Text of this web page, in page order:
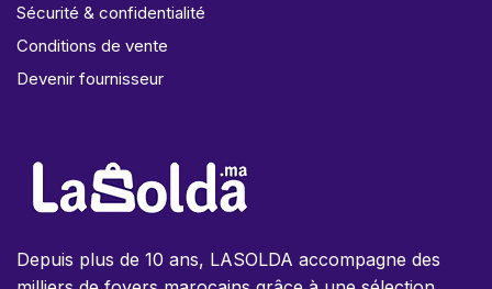
Sécurité & confidentialité
Conditions de vente
Devenir fournisseur
Depuis plus de 10 ans, LASOLDA accompagne des